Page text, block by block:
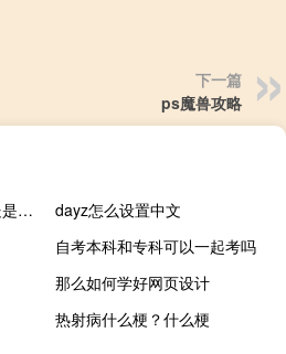
下一篇
ps魔兽攻略
“聚翠羽明珠三市满”的出处是哪里
dayz怎么设置中文
自考本科和专科可以一起考吗
那么如何学好网页设计
热射病什么梗？什么梗